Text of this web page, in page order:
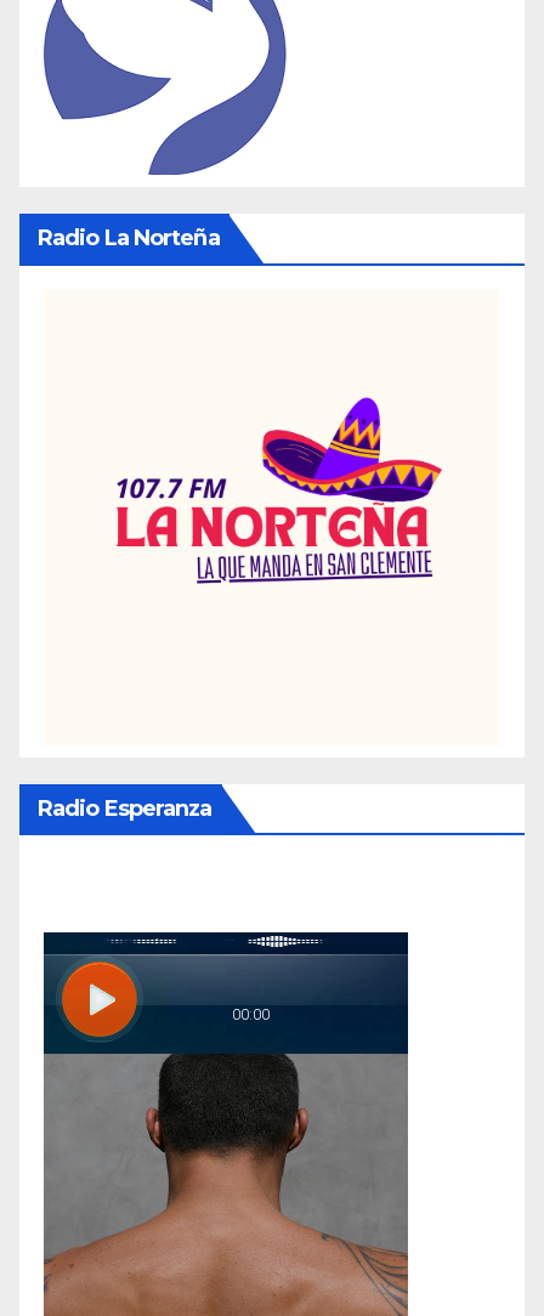
Radio La Norteña
Radio Esperanza